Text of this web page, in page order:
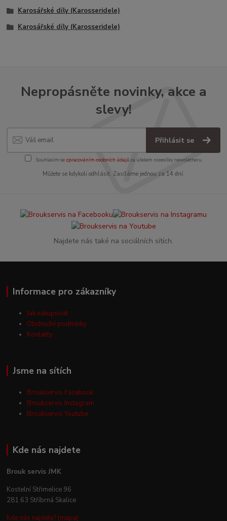
Karosářské díly (Karosseridele)
Karosářské díly (Karosseridele)
Nepropásněte novinky, akce a
slevy!
Přihlásit se
Souhlasím se zpracováním osobních údajůza účelem rozesílky newsletteru.
Můžete se kdykoli odhlásit. Zasíláme jednou za 14 dní.
Najdete nás také na sociálních sítích.
Informace pro zákazníky
Jak nakupovat
Obchodní podmínky
Kontakty
Jsme na sítích
Broukservis Facebook
Broukservis Instagram
Broukservis Youtube
Kde nás najdete
Brouk servis JMK
Kostelní Střimelice 96
281 63 Stříbrná Skalice
Kde nás najdete? (mapa)